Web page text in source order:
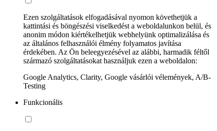
Ezen szolgáltatások elfogadásával nyomon követhetjük a
kattintási és böngészési viselkedést a weboldalunkon belül, és
anonim módon kiértékelhetjük webhelyünk optimalizálása és
az általános felhasználói élmény folyamatos javítása
érdekében. Az Ön beleegyezésével az alábbi, harmadik féltől
származó szolgáltatásokat használjuk ezen a weboldalon:
Google Analytics, Clarity, Google vásárlói vélemények, A/B-
Testing
Funkcionális